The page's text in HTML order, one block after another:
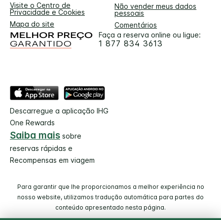
Visite o Centro de
Privacidade e Cookies
Não vender meus dados
pessoais
Mapa do site
Comentários
Faça a reserva online ou ligue:
1 877 834 3613
Descarregue a aplicação IHG
One Rewards
Saiba mais sobre
reservas rápidas e
Recompensas em viagem
Para garantir que lhe proporcionamos a melhor experiência no
nosso website, utilizamos tradução automática para partes do
conteúdo apresentado nesta página.